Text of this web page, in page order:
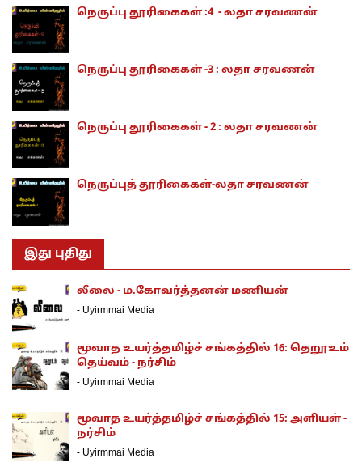
நெருப்பு தூரிகைகள் :4 - லதா சரவணன்
நெருப்பு தூரிகைகள் -3 : லதா சரவணன்
நெருப்பு தூரிகைகள் - 2 : லதா சரவணன்
நெருப்புத் தூரிகைகள்-லதா சரவணன்
இது புதிது
லீலை - ம.கோவர்த்தனன் மணியன்
- Uyirmmai Media
மூவாத உயர்த்தமிழ்ச் சங்கத்தில் 16: தெறூஉம்
தெய்வம் - நர்சிம்
- Uyirmmai Media
மூவாத உயர்த்தமிழ்ச் சங்கத்தில் 15: அளியள் -
நர்சிம்
- Uyirmmai Media